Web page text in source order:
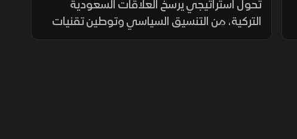
مشتركة
تحول استراتيجي يرسخ العلاقات السعودية
التركية، من التنسيق السياسي وتوطين تقنيات
الدرون العسكرية، إلى تبادل تجاري مستهدف